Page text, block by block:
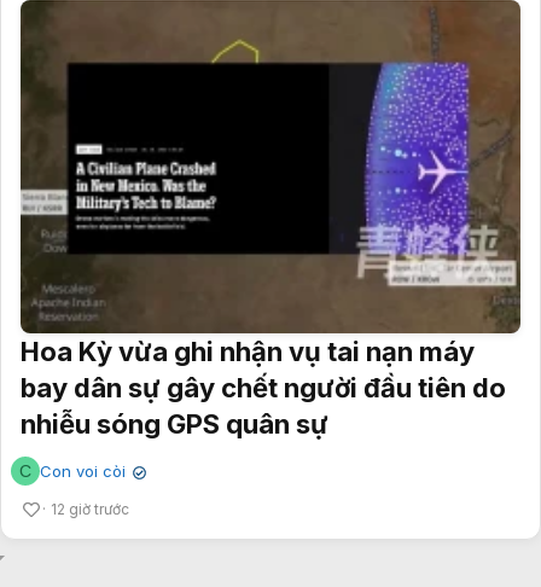
Hoa Kỳ vừa ghi nhận vụ tai nạn máy
bay dân sự gây chết người đầu tiên do
nhiễu sóng GPS quân sự
C Con voi còi ✔
12 giờ trước